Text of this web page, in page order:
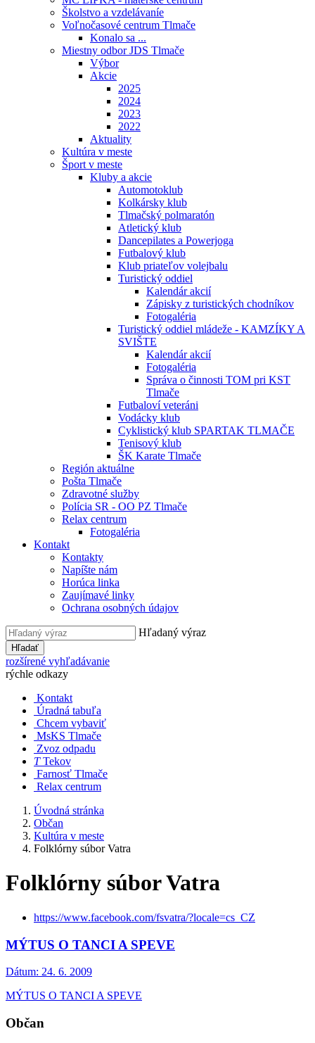
Školstvo a vzdelávaníe
Voľnočasové centrum Tlmače
Konalo sa ...
Miestny odbor JDS Tlmače
Výbor
Akcie
2025
2024
2023
2022
Aktuality
Kultúra v meste
Šport v meste
Kluby a akcie
Automotoklub
Kolkársky klub
Tlmačský polmaratón
Atletický klub
Dancepilates a Powerjoga
Futbalový klub
Klub priateľov volejbalu
Turistický oddiel
Kalendár akcií
Zápisky z turistických chodníkov
Fotogaléria
Turistický oddiel mládeže - KAMZÍKY A
SVIŠTE
Kalendár akcií
Fotogaléria
Správa o činnosti TOM pri KST
Tlmače
Futbaloví veteráni
Vodácky klub
Cyklistický klub SPARTAK TLMAČE
Tenisový klub
ŠK Karate Tlmače
Región aktuálne
Pošta Tlmače
Zdravotné služby
Polícia SR - OO PZ Tlmače
Relax centrum
Fotogaléria
Kontakt
Kontakty
Napíšte nám
Horúca linka
Zaujímavé linky
Ochrana osobných údajov
Hľadaný výraz
Hľadať
rozšírené vyhľadávanie
rýchle odkazy
Kontakt
Úradná tabuľa
Chcem vybaviť
MsKS Tlmače
Zvoz odpadu
T Tekov
Farnosť Tlmače
Relax centrum
Úvodná stránka
Občan
Kultúra v meste
Folklórny súbor Vatra
Folklórny súbor Vatra
https://www.facebook.com/fsvatra/?locale=cs_CZ
MÝTUS O TANCI A SPEVE
Dátum: 24. 6. 2009
MÝTUS O TANCI A SPEVE
Občan